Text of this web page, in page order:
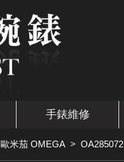
手錶維修
歐米茄 OMEGA > OA285072